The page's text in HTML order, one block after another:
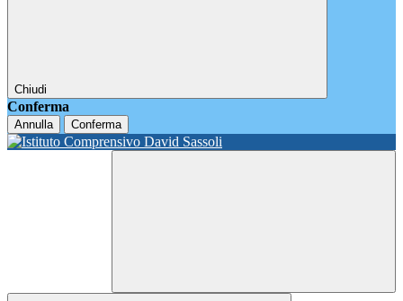
Chiudi
Conferma
Annulla Conferma